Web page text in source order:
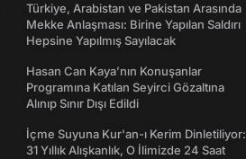
Türkiye, Arabistan ve Pakistan Arasında
Mekke Anlaşması: Birine Yapılan Saldırı
Hepsine Yapılmış Sayılacak
Hasan Can Kaya’nın Konuşanlar
Programına Katılan Seyirci Gözaltına
Alınıp Sınır Dışı Edildi
İçme Suyuna Kur'an-ı Kerim Dinletiliyor:
31 Yıllık Alışkanlık, O İlimizde 24 Saat